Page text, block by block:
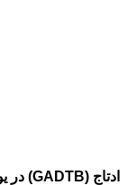
ادتاج (GADTB) در یوتوب